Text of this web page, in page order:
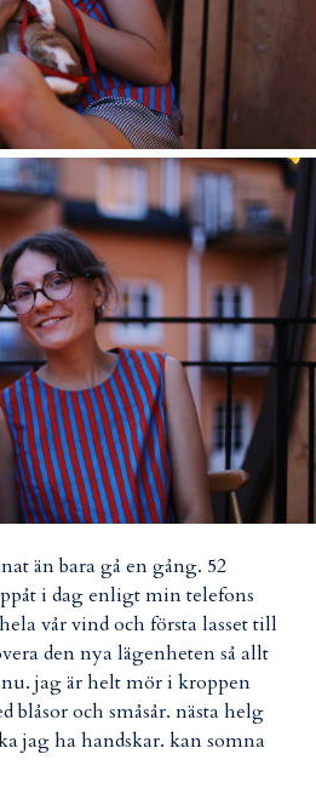
än bara gå en gång. 52
i dag enligt min telefons
vår vind och första lasset till
den nya lägenheten så allt
jag är helt mör i kroppen
blåsor och småsår. nästa helg
jag ha handskar. kan somna